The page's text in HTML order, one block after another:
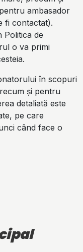
ambasador
fi contactat).
Politica de
o va primi
în scopuri
și pentru
detaliată este
pe care
când face o